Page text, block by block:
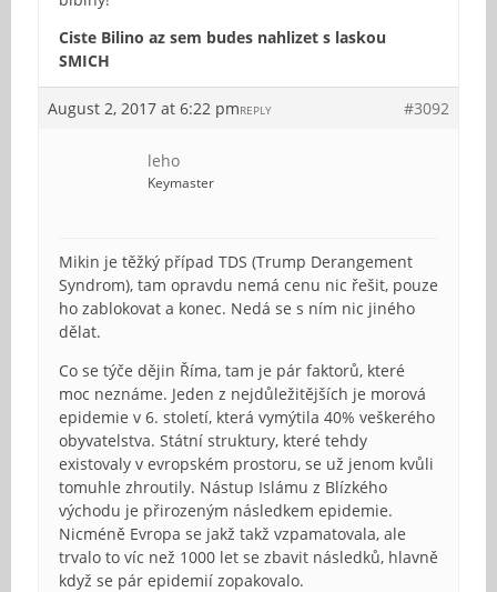
Ciste Bilino az sem budes nahlizet s laskou
SMICH
August 2, 2017 at 6:22 pm #3092
REPLY
leho
Keymaster
Mikin je těžký případ TDS (Trump Derangement
Syndrom), tam opravdu nemá cenu nic řešit, pouze
ho zablokovat a konec. Nedá se s ním nic jiného
dělat.
Co se týče dějin Říma, tam je pár faktorů, které
moc neznáme. Jeden z nejdůležitějších je morová
epidemie v 6. století, která vymýtila 40% veškerého
obyvatelstva. Státní struktury, které tehdy
existovaly v evropském prostoru, se už jenom kvůli
tomuhle zhroutily. Nástup Islámu z Blízkého
východu je přirozeným následkem epidemie.
Nicméně Evropa se jakž takž vzpamatovala, ale
trvalo to víc než 1000 let se zbavit následků, hlavně
když se pár epidemií zopakovalo.